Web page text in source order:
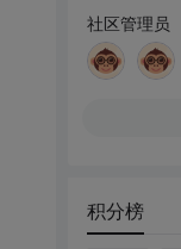
社区管理员
积分榜